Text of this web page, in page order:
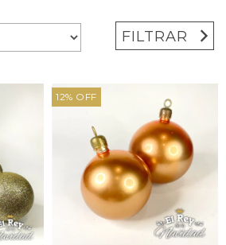
FILTRAR
12% OFF